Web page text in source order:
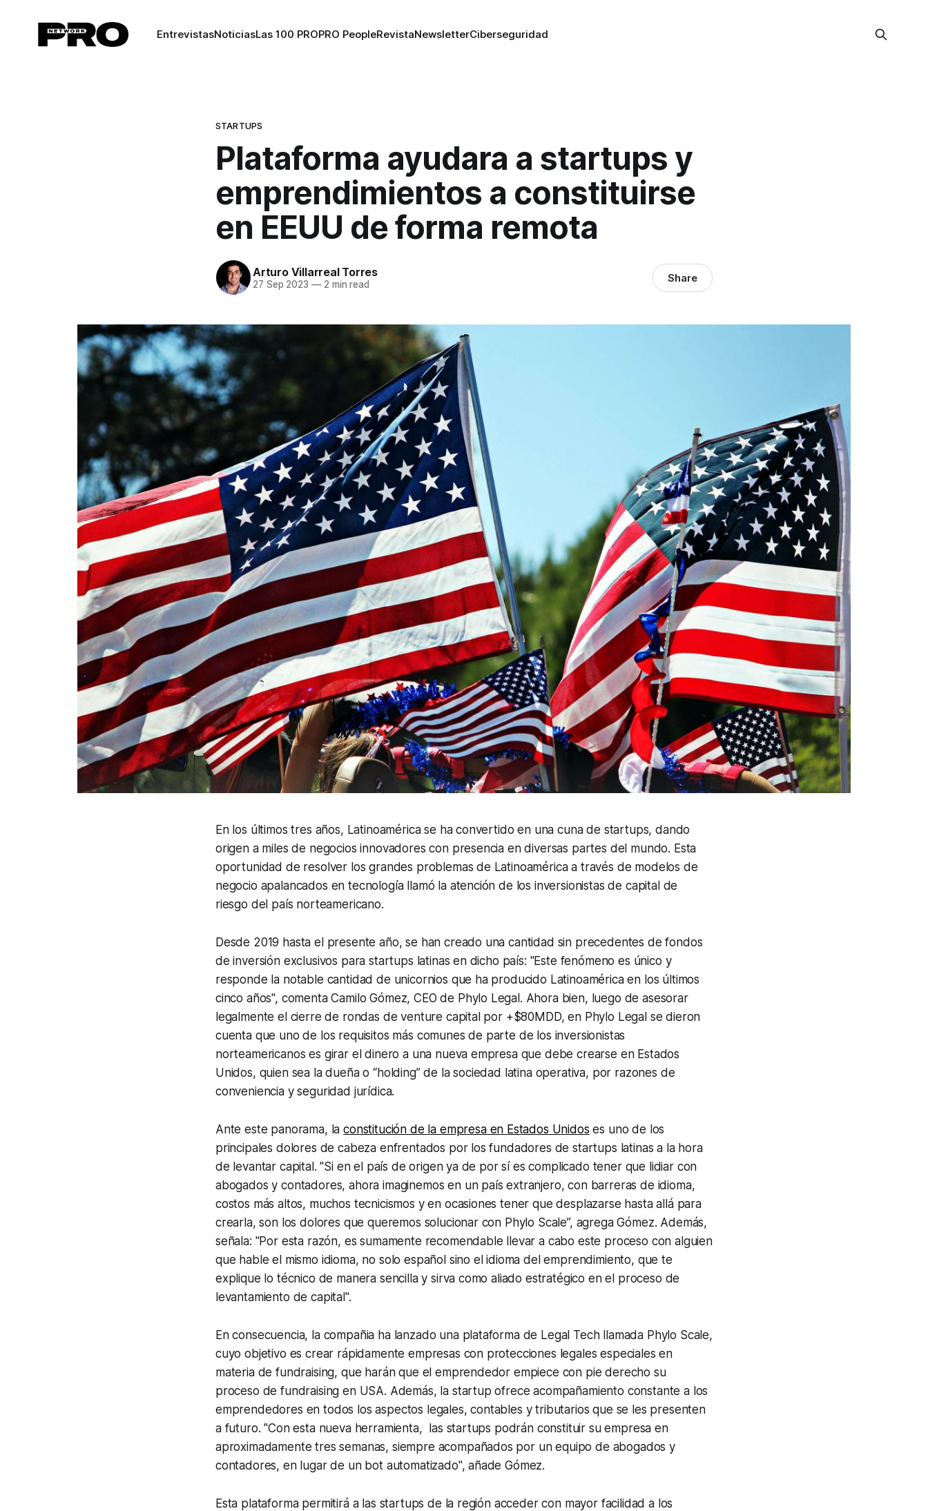
EntrevistasNoticiasLas 100 PROPRO PeopleRevistaNewsletterCiberseguridad
STARTUPS
Plataforma ayudara a startups y
emprendimientos a constituirse
en EEUU de forma remota
Arturo Villarreal Torres
27 Sep 2023 —2 min read Share
En los últimos tres años, Latinoamérica se ha convertido en una cuna de startups, dando
origen a miles de negocios innovadores con presencia en diversas partes del mundo. Esta
oportunidad de resolver los grandes problemas de Latinoamérica a través de modelos de
negocio apalancados en tecnología llamó la atención de los inversionistas de capital de
riesgo del país norteamericano.
Desde 2019 hasta el presente año, se han creado una cantidad sin precedentes de fondos
de inversión exclusivos para startups latinas en dicho país: "Este fenómeno es único y
responde la notable cantidad de unicornios que ha producido Latinoamérica en los últimos
cinco años", comenta Camilo Gómez, CEO de Phylo Legal. Ahora bien, luego de asesorar
legalmente el cierre de rondas de venture capital por +$80MDD, en Phylo Legal se dieron
cuenta que uno de los requisitos más comunes de parte de los inversionistas
norteamericanos es girar el dinero a una nueva empresa que debe crearse en Estados
Unidos, quien sea la dueña o “holding” de la sociedad latina operativa, por razones de
conveniencia y seguridad jurídica.
Ante este panorama, laconstitución de la empresa en Estados Unidos es uno de los
principales dolores de cabeza enfrentados por los fundadores de startups latinas a la hora
de levantar capital. "Si en el país de origen ya de por sí es complicado tener que lidiar con
abogados y contadores, ahora imaginemos en un país extranjero, con barreras de idioma,
costos más altos, muchos tecnicismos y en ocasiones tener que desplazarse hasta allá para
crearla, son los dolores que queremos solucionar con Phylo Scale”, agrega Gómez. Además,
señala: "Por esta razón, es sumamente recomendable llevar a cabo este proceso con alguien
que hable el mismo idioma, no solo español sino el idioma del emprendimiento, que te
explique lo técnico de manera sencilla y sirva como aliado estratégico en el proceso de
levantamiento de capital".
En consecuencia, la compañia ha lanzado una plataforma de Legal Tech llamada Phylo Scale,
cuyo objetivo es crear rápidamente empresas con protecciones legales especiales en
materia de fundraising, que harán que el emprendedor empiece con pie derecho su
proceso de fundraising en USA. Además, la startup ofrece acompañamiento constante a los
emprendedores en todos los aspectos legales, contables y tributarios que se les presenten
a futuro. "Con esta nueva herramienta, las startups podrán constituir su empresa en
aproximadamente tres semanas, siempre acompañados por un equipo de abogados y
contadores, en lugar de un bot automatizado", añade Gómez.
Esta plataforma permitirá a las startups de la región acceder con mayor facilidad a los